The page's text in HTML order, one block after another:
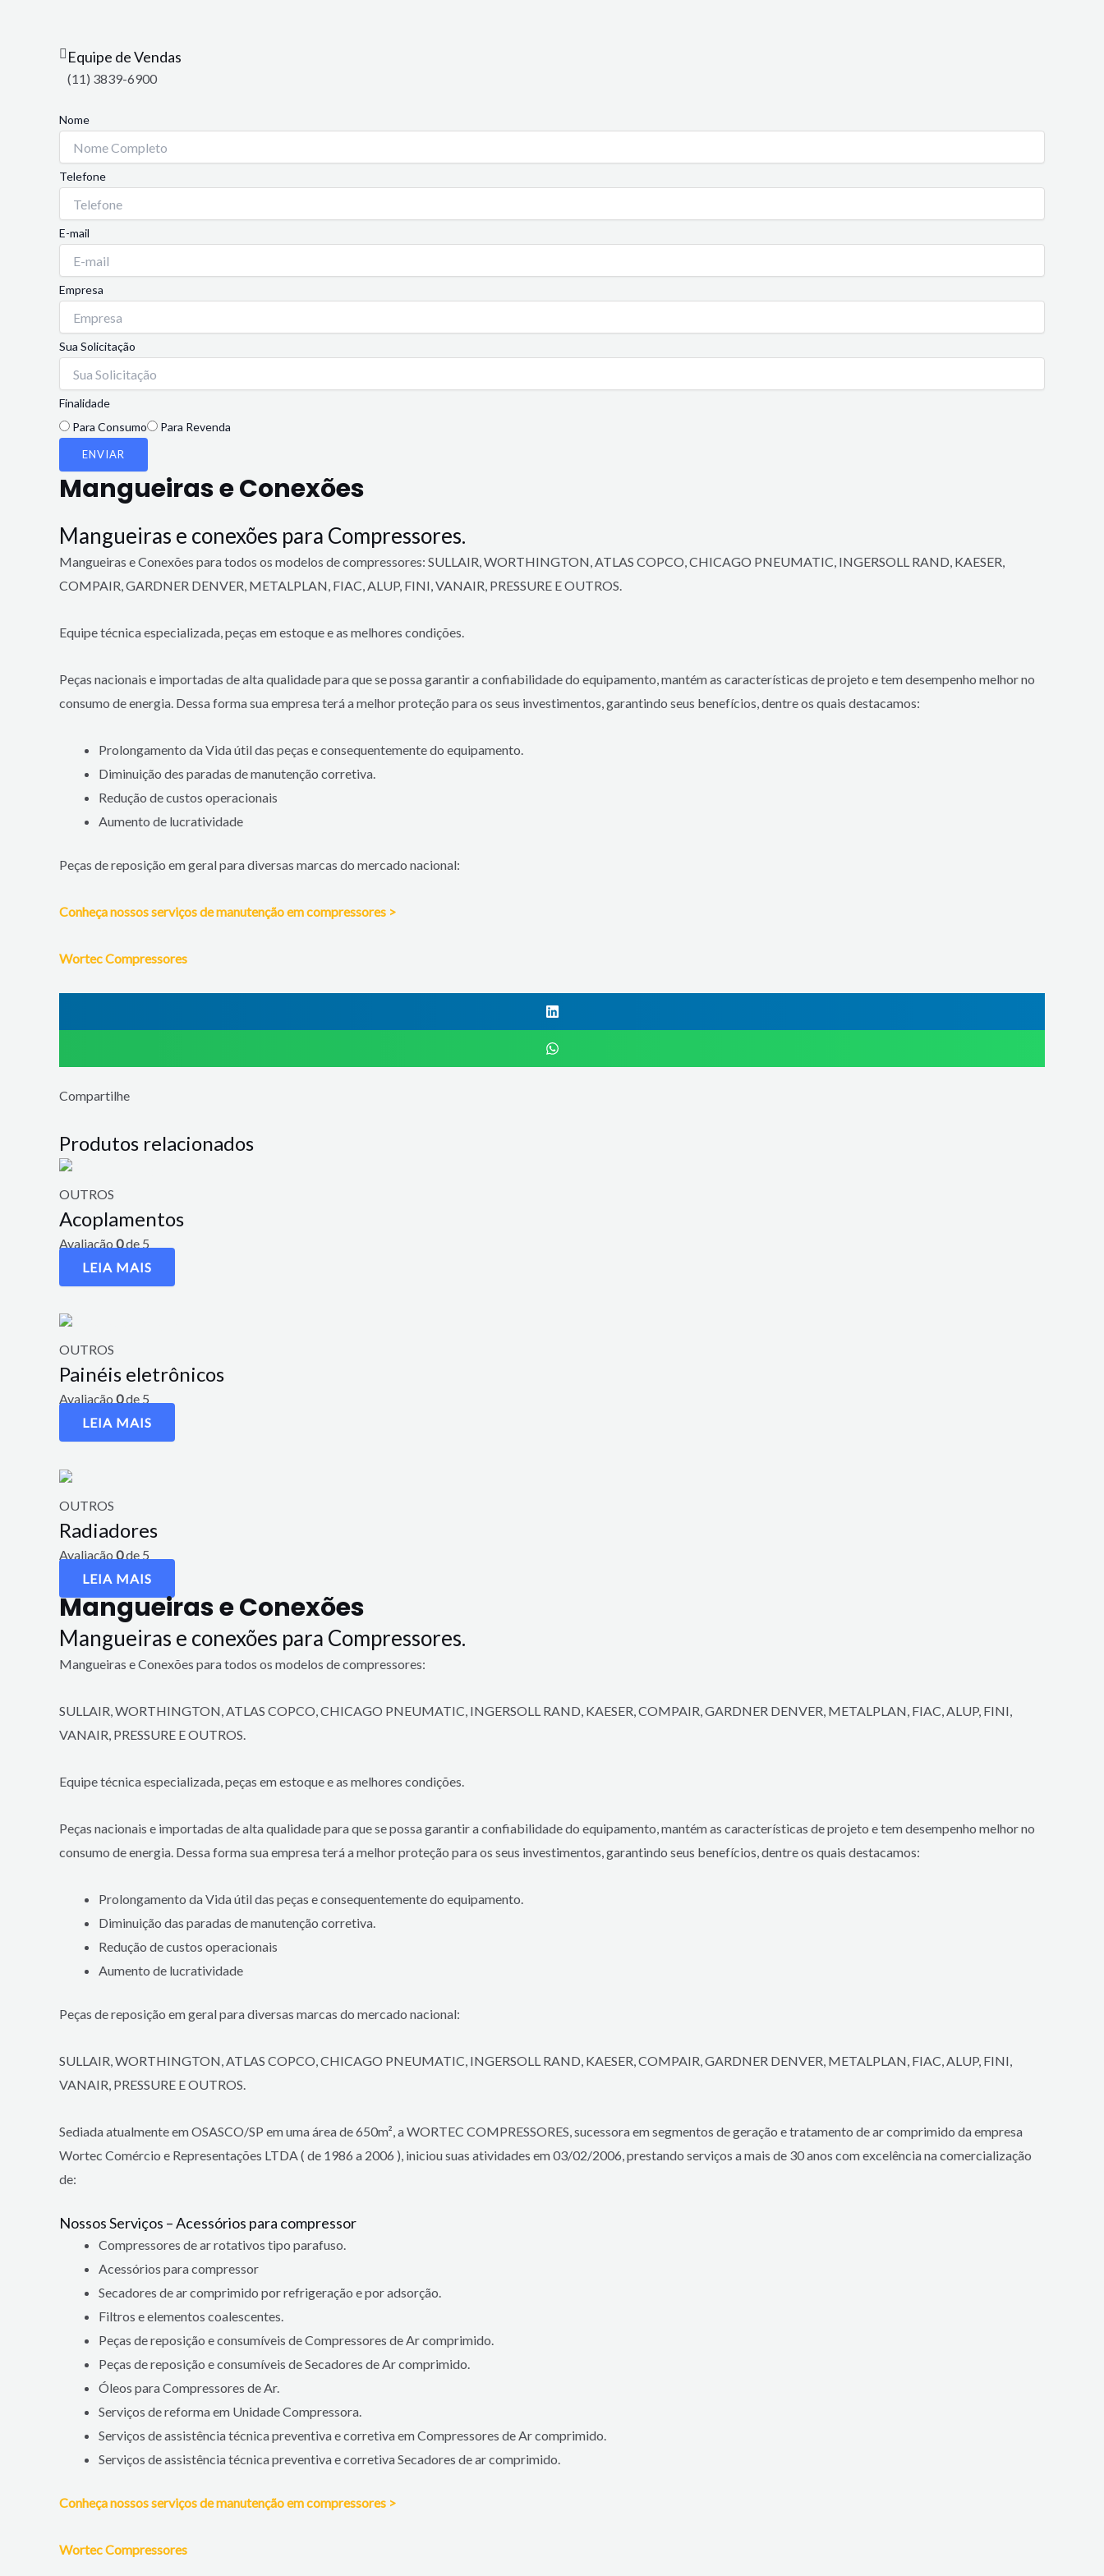
Equipe de Vendas
(11) 3839-6900
Nome
Telefone
E-mail
Empresa
Sua Solicitação
Finalidade
Para Consumo
Para Revenda
ENVIAR
Mangueiras e Conexões
Mangueiras e conexões para Compressores.
Mangueiras e Conexões para todos os modelos de compressores: SULLAIR, WORTHINGTON, ATLAS COPCO, CHICAGO PNEUMATIC, INGERSOLL RAND, KAESER,
COMPAIR, GARDNER DENVER, METALPLAN, FIAC, ALUP, FINI, VANAIR, PRESSURE E OUTROS.
Equipe técnica especializada, peças em estoque e as melhores condições.
Peças nacionais e importadas de alta qualidade para que se possa garantir a confiabilidade do equipamento, mantém as características de projeto e tem desempenho melhor no
consumo de energia. Dessa forma sua empresa terá a melhor proteção para os seus investimentos, garantindo seus benefícios, dentre os quais destacamos:
Prolongamento da Vida útil das peças e consequentemente do equipamento.
Diminuição des paradas de manutenção corretiva.
Redução de custos operacionais
Aumento de lucratividade
Peças de reposição em geral para diversas marcas do mercado nacional:
Conheça nossos serviços de manutenção em compressores >
Wortec Compressores
Compartilhe
Produtos relacionados
OUTROS
Acoplamentos
Avaliação 0de 5
LEIA MAIS
OUTROS
Painéis eletrônicos
Avaliação 0de 5
LEIA MAIS
OUTROS
Radiadores
Avaliação 0de 5
LEIA MAIS
Mangueiras e Conexões
Mangueiras e conexões para Compressores.
Mangueiras e Conexões para todos os modelos de compressores:
SULLAIR, WORTHINGTON, ATLAS COPCO, CHICAGO PNEUMATIC, INGERSOLL RAND, KAESER, COMPAIR, GARDNER DENVER, METALPLAN, FIAC, ALUP, FINI,
VANAIR, PRESSURE E OUTROS.
Equipe técnica especializada, peças em estoque e as melhores condições.
Peças nacionais e importadas de alta qualidade para que se possa garantir a confiabilidade do equipamento, mantém as características de projeto e tem desempenho melhor no
consumo de energia. Dessa forma sua empresa terá a melhor proteção para os seus investimentos, garantindo seus benefícios, dentre os quais destacamos:
Prolongamento da Vida útil das peças e consequentemente do equipamento.
Diminuição das paradas de manutenção corretiva.
Redução de custos operacionais
Aumento de lucratividade
Peças de reposição em geral para diversas marcas do mercado nacional:
SULLAIR, WORTHINGTON, ATLAS COPCO, CHICAGO PNEUMATIC, INGERSOLL RAND, KAESER, COMPAIR, GARDNER DENVER, METALPLAN, FIAC, ALUP, FINI,
VANAIR, PRESSURE E OUTROS.
Sediada atualmente em OSASCO/SP em uma área de 650m², a WORTEC COMPRESSORES, sucessora em segmentos de geração e tratamento de ar comprimido da empresa
Wortec Comércio e Representações LTDA ( de 1986 a 2006 ), iniciou suas atividades em 03/02/2006, prestando serviços a mais de 30 anos com excelência na comercialização
de:
Nossos Serviços – Acessórios para compressor
Compressores de ar rotativos tipo parafuso.
Acessórios para compressor
Secadores de ar comprimido por refrigeração e por adsorção.
Filtros e elementos coalescentes.
Peças de reposição e consumíveis de Compressores de Ar comprimido.
Peças de reposição e consumíveis de Secadores de Ar comprimido.
Óleos para Compressores de Ar.
Serviços de reforma em Unidade Compressora.
Serviços de assistência técnica preventiva e corretiva em Compressores de Ar comprimido.
Serviços de assistência técnica preventiva e corretiva Secadores de ar comprimido.
Conheça nossos serviços de manutenção em compressores >
Wortec Compressores